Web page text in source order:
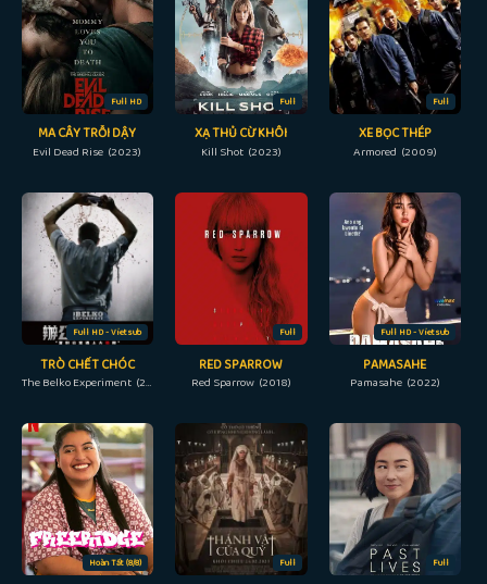
Full HD
MA CÂY TRỖI DẬY
Evil Dead Rise (2023)
Full
XẠ THỦ CỪ KHÔI
Kill Shot (2023)
Full
XE BỌC THÉP
Armored (2009)
Full HD - Vietsub
TRÒ CHẾT CHÓC
The Belko Experiment (2016)
Full
RED SPARROW
Red Sparrow (2018)
Full HD - Vietsub
PAMASAHE
Pamasahe (2022)
Hoàn Tất (8/8) Full Full